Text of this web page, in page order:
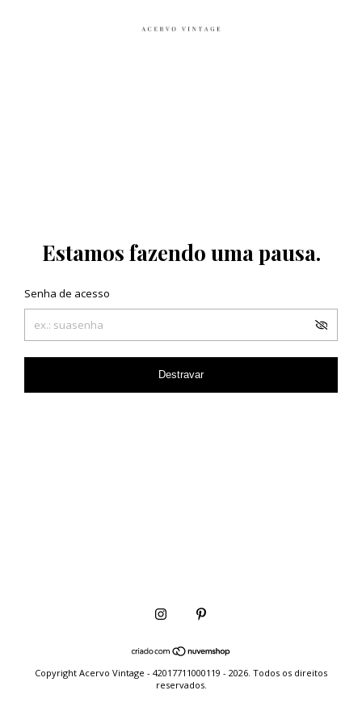
Estamos fazendo uma pausa.
Senha de acesso
Destravar
Copyright Acervo Vintage - 42017711000119 - 2026. Todos os direitos
reservados.